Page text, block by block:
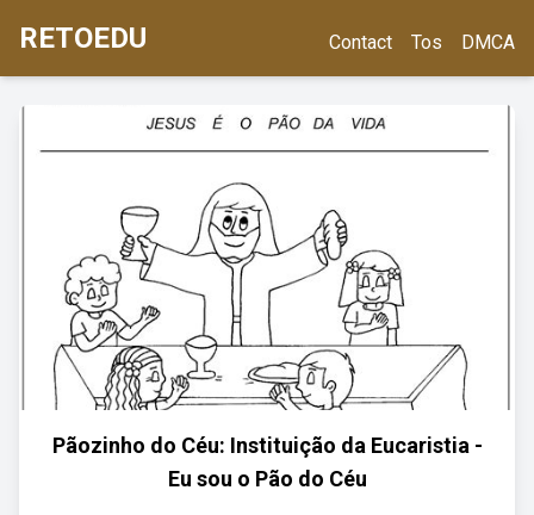
RETOEDU Contact Tos DMCA
Pãozinho do Céu: Instituição da Eucaristia -
Eu sou o Pão do Céu